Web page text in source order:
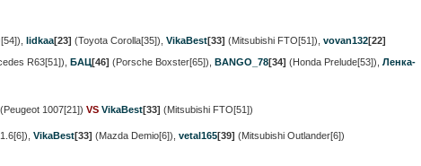
lidkaa[23] (Toyota Corolla[35]) VikaBest[33] (Mitsubishi FTO[51]) vovan132[22]
R63[51]) БАЦ[46] (Porsche Boxster[65]) BANGO_78[34] (Honda Prelude[53]) Ленка-
(Peugeot 1007[21]) VS VikaBest[33] (Mitsubishi FTO[51])
VikaBest[33] (Mazda Demio[6]) vetal165[39] (Mitsubishi Outlander[6])